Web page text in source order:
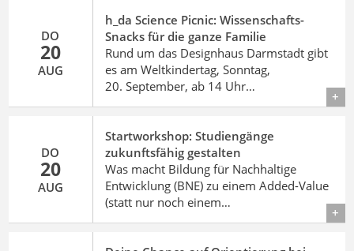
DO
20
AUG
h_da Science Picnic: Wissenschafts-
Snacks für die ganze Familie
Rund um das Designhaus Darmstadt gibt
es am Weltkindertag, Sonntag,
20. September, ab 14 Uhr…
Details
DO
20
AUG
Startworkshop: Studiengänge
zukunftsfähig gestalten
Was macht Bildung für Nachhaltige
Entwicklung (BNE) zu einem Added-Value
(statt nur noch einem…
Details